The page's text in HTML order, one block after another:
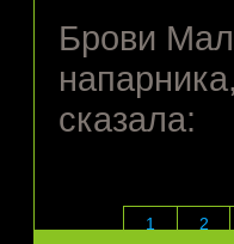
Брови
сказала:
1 2